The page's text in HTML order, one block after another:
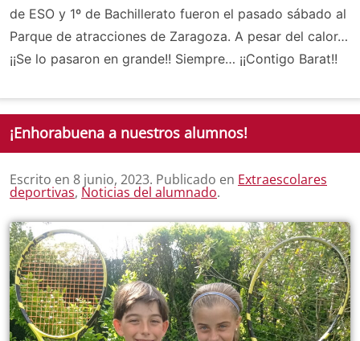
de ESO y 1º de Bachillerato fueron el pasado sábado al
Parque de atracciones de Zaragoza. A pesar del calor…
¡¡Se lo pasaron en grande!! Siempre… ¡¡Contigo Barat!!
¡Enhorabuena a nuestros alumnos!
Escrito en 8 junio, 2023. Publicado en Extraescolares
deportivas, Noticias del alumnado.